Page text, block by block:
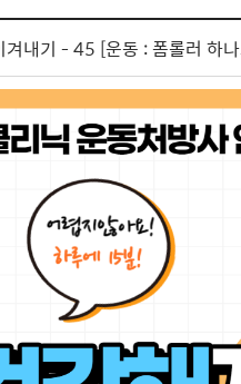
겨내기 - 45 [운동 : 폼롤러 하